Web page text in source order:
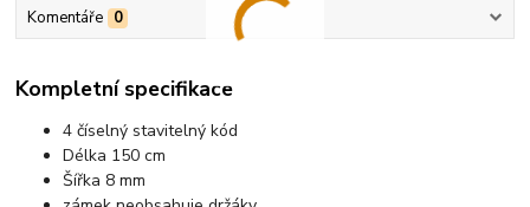
Komentáře 0
Kompletní specifikace
4 číselný stavitelný kód
Délka 150 cm
Šířka 8 mm